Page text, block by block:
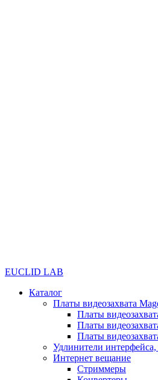
EUCLID LAB
Каталог
Платы видеозахвата
Платы
Платы
Платы
Удлинители
Интернет вещание
Стриммеры